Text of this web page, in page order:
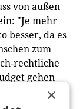
von außen
"Je mehr
besser, da es
zum
rechtliche
gehen
ist,
die
×